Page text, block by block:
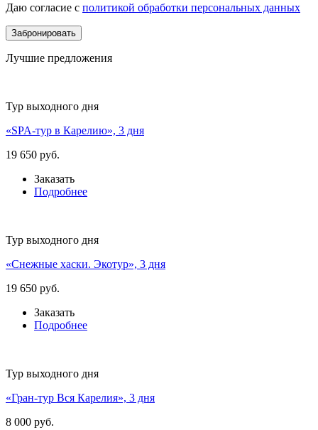
Даю согласие с политикой обработки персональных данных
Лучшие предложения
Тур выходного дня
«SPA-тур в Карелию», 3 дня
19 650 руб.
Заказать
Подробнее
Тур выходного дня
«Снежные хаски. Экотур», 3 дня
19 650 руб.
Заказать
Подробнее
Тур выходного дня
«Гран-тур Вся Карелия», 3 дня
8 000 руб.